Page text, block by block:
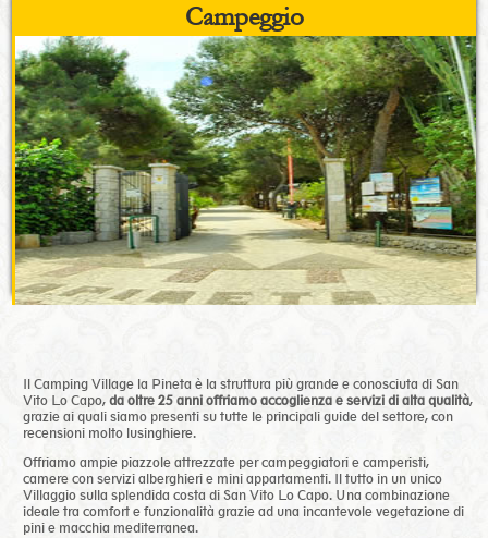
Campeggio
Il Camping Village la Pineta è la struttura più grande e conosciuta di San
Vito Lo Capo,da oltre 25 anni offriamo accoglienza e servizi di alta qualità,
grazie ai quali siamo presenti su tutte le principali guide del settore, con
recensioni molto lusinghiere.
Offriamo ampie piazzole attrezzate per campeggiatori e camperisti,
camere con servizi alberghieri e mini appartamenti. Il tutto in un unico
Villaggio sulla splendida costa di San Vito Lo Capo. Una combinazione
ideale tra comfort e funzionalità grazie ad una incantevole vegetazione di
pini e macchia mediterranea.